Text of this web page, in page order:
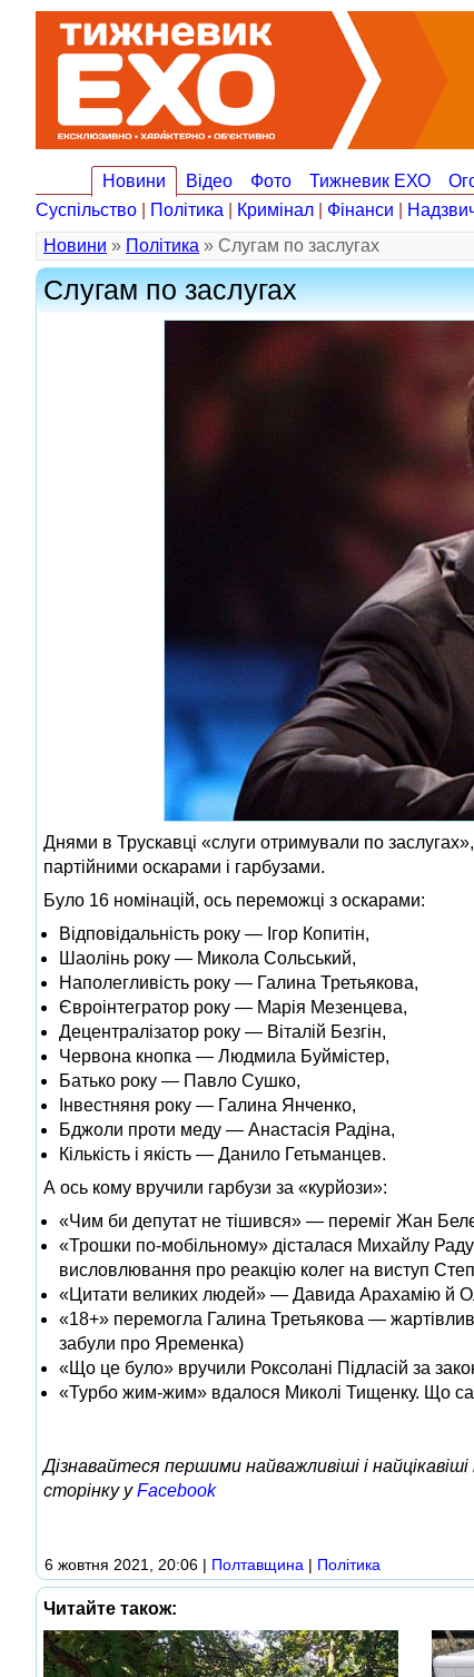
Новини Відео Фото Тижневик ЕХО
Суспільство
Політика Кримінал Фінанси
Новини » Політика » Слугам по заслугах
Слугам по заслугах
Днями в Трускавці «слуги отримували по
партійними оскарами і гарбузами.
Було 16 номінацій, ось переможці з оскарами:
Відповідальність року — Ігор Копитін,
Шаолінь року — Микола Сольський,
Наполегливість року — Галина Третьякова,
Євроінтегратор року — Марія Мезенцева,
Децентралізатор року — Віталій Безгін,
Червона кнопка — Людмила Буймістер,
Батько року — Павло Сушко,
Інвестняня року — Галина Янченко,
Бджоли проти меду — Анастасія Радіна,
Кількість і якість — Данило Гетьманцев.
А ось кому вручили гарбузи за «курйози»:
«Чим би депутат не тішився» — переміг Жан
«Трошки по-мобільному» дісталася Михайлу
висловлювання про реакцію колег на виступ
«Цитати великих людей» — Давида Арахамію й
«18+» перемогла Галина Третьякова —
забули про Яременка)
«Що це було» вручили Роксолані Підласій за
«Турбо жим-жим» вдалося Миколі Тищенку. Що
Дізнавайтеся першими найважливіші і
сторінку уFacebook
6 жовтня 2021, 20:06 | Полтавщина | Політика
Читайте також: